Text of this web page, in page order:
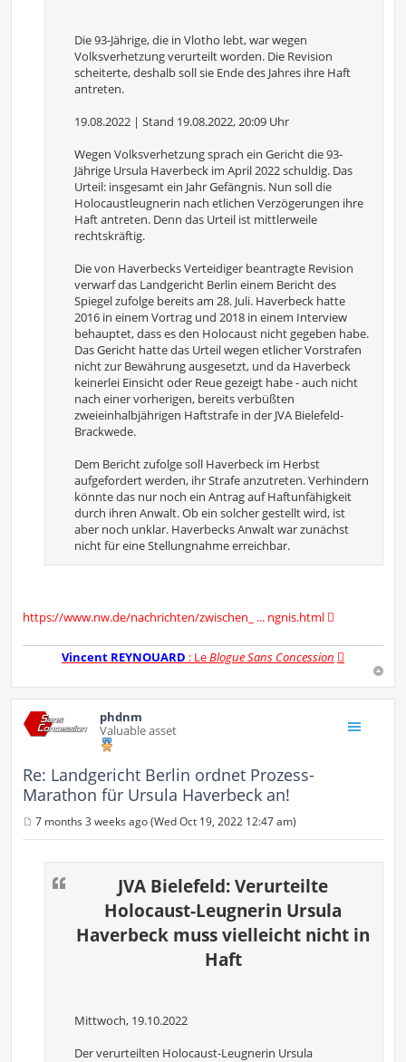
Die 93-Jährige, die in Vlotho lebt, war wegen
Volksverhetzung verurteilt worden. Die Revision
scheiterte, deshalb soll sie Ende des Jahres ihre Haft
antreten.
19.08.2022 | Stand 19.08.2022, 20:09 Uhr
Wegen Volksverhetzung sprach ein Gericht die 93-
Jährige Ursula Haverbeck im April 2022 schuldig. Das
Urteil: insgesamt ein Jahr Gefängnis. Nun soll die
Holocaustleugnerin nach etlichen Verzögerungen ihre
Haft antreten. Denn das Urteil ist mittlerweile
rechtskräftig.
Die von Haverbecks Verteidiger beantragte Revision
verwarf das Landgericht Berlin einem Bericht des
Spiegel zufolge bereits am 28. Juli. Haverbeck hatte
2016 in einem Vortrag und 2018 in einem Interview
behauptet, dass es den Holocaust nicht gegeben habe.
Das Gericht hatte das Urteil wegen etlicher Vorstrafen
nicht zur Bewährung ausgesetzt, und da Haverbeck
keinerlei Einsicht oder Reue gezeigt habe - auch nicht
nach einer vorherigen, bereits verbüßten
zweieinhalbjährigen Haftstrafe in der JVA Bielefeld-
Brackwede.
Dem Bericht zufolge soll Haverbeck im Herbst
aufgefordert werden, ihr Strafe anzutreten. Verhindern
könnte das nur noch ein Antrag auf Haftunfähigkeit
durch ihren Anwalt. Ob ein solcher gestellt wird, ist
aber noch unklar. Haverbecks Anwalt war zunächst
nicht für eine Stellungnahme erreichbar.
https://www.nw.de/nachrichten/zwischen_ ... ngnis.html
Vincent REYNOUARD : LeBlogue Sans Concession
phdnm
Valuable asset
Re: Landgericht Berlin ordnet Prozess-
Marathon für Ursula Haverbeck an!
o
7 months 3 weeks ago (Wed Oct 19, 2022 12:47 am)
JVA Bielefeld: Verurteilte
Holocaust-Leugnerin Ursula
Haverbeck muss vielleicht nicht in
Haft
Mittwoch, 19.10.2022
Der verurteilten Holocaust-Leugnerin Ursula